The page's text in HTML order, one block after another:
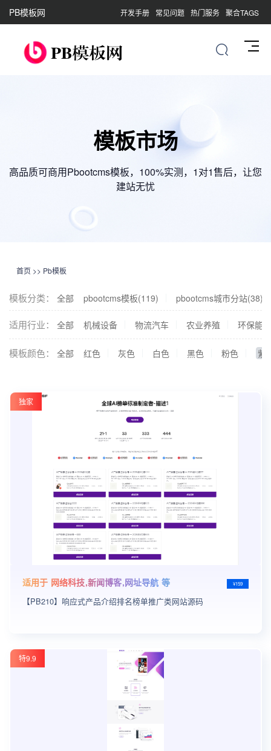
PB模板网 聚合TAGS
热门服务
常见问题
开发手册
模板市场
高品质可商用Pbootcms模板，100%实测，1对1售后，让您
建站无忧
首页 >> Pb模板
模板分类： 全部 pbootcms模板(119) pbootcms城市分站(38)
适用行业： 全部 机械设备 物流汽车 农业养殖 环保能源
模板颜色： 全部 红色 灰色 白色 黑色 粉色 紫
独家
适用于 网络科技,新闻博客,网址导航 等
【PB210】响应式产品介绍排名榜单推广类网站源码
¥159
特9.9